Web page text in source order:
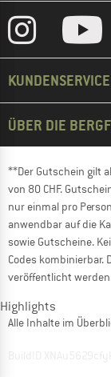
KUNDENSERVICE
ÜBER DIE
**Der Gutschein gilt
von 80 CHF.
nur einmal pro
anwendbar auf die
sowie Gutscheine.
Codes kombinierbar.
veröffentlicht
Highlights
Alle Inhalte im